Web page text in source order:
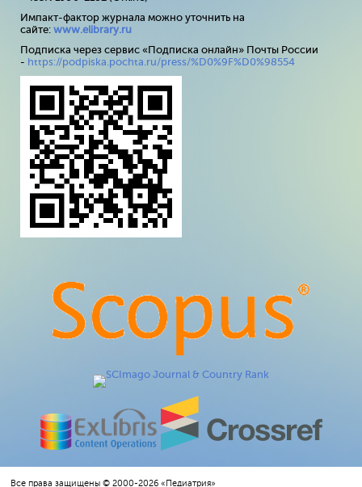
Импакт-фактор журнала можно уточнить на
сайте: www.elibrary.ru
Подписка через сервис «Подписка онлайн» Почты России
- https://podpiska.pochta.ru/press/%D0%9F%D0%98554
Все права защищены © 2000-2026 «Педиатрия»